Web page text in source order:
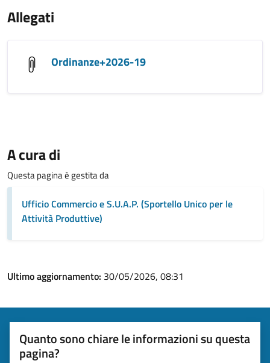
Allegati
Ordinanze+2026-19
A cura di
Questa pagina è gestita da
Ufficio Commercio e S.U.A.P. (Sportello Unico per le
Attività Produttive)
Ultimo aggiornamento: 30/05/2026, 08:31
Quanto sono chiare le informazioni su questa
pagina?